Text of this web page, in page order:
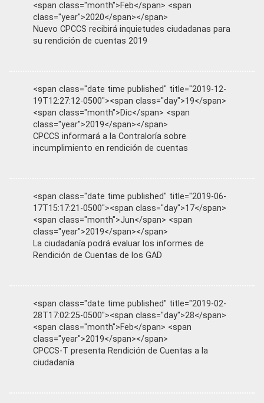
<span class="month">Feb</span> <span
class="year">2020</span></span>
Nuevo CPCCS recibirá inquietudes ciudadanas para
su rendición de cuentas 2019
<span class="date time published" title="2019-12-
19T12:27:12-0500"><span class="day">19</span>
<span class="month">Dic</span> <span
class="year">2019</span></span>
CPCCS informará a la Contraloría sobre
incumplimiento en rendición de cuentas
<span class="date time published" title="2019-06-
17T15:17:21-0500"><span class="day">17</span>
<span class="month">Jun</span> <span
class="year">2019</span></span>
La ciudadanía podrá evaluar los informes de
Rendición de Cuentas de los GAD
<span class="date time published" title="2019-02-
28T17:02:25-0500"><span class="day">28</span>
<span class="month">Feb</span> <span
class="year">2019</span></span>
CPCCS-T presenta Rendición de Cuentas a la
ciudadanía